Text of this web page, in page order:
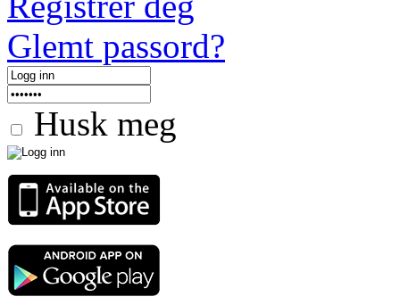
Glemt passord?
Husk meg